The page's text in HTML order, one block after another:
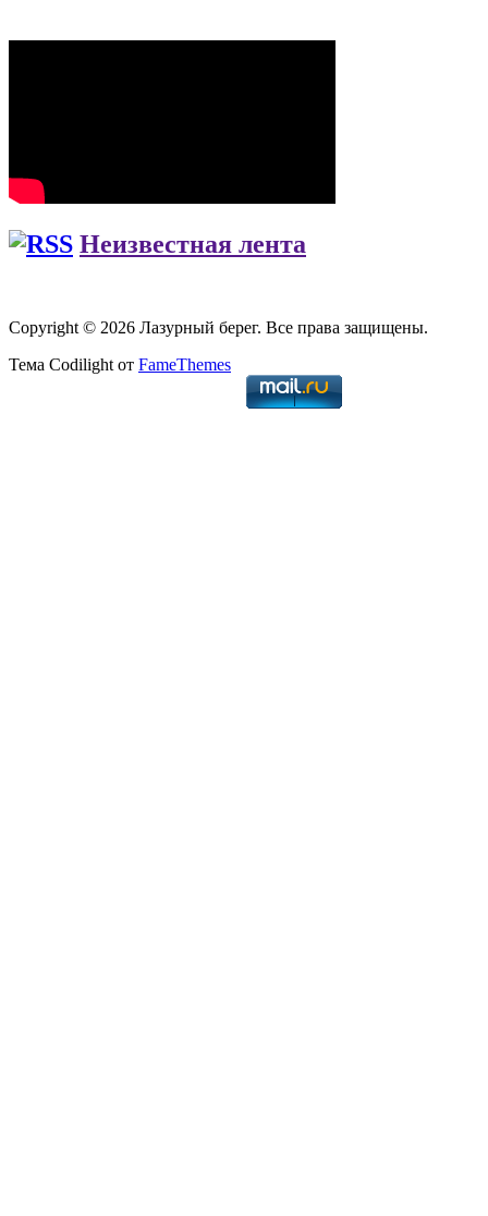
Неизвестная лента
Copyright © 2026 Лазурный берег. Все права защищены.
Тема Codilight от FameThemes